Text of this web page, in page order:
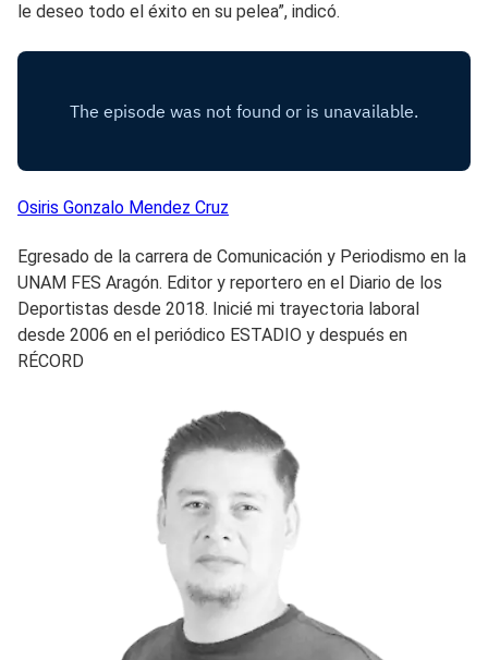
le deseo todo el éxito en su pelea”, indicó.
Osiris Gonzalo Mendez Cruz
Egresado de la carrera de Comunicación y Periodismo en la
UNAM FES Aragón. Editor y reportero en el Diario de los
Deportistas desde 2018. Inicié mi trayectoria laboral
desde 2006 en el periódico ESTADIO y después en
RÉCORD